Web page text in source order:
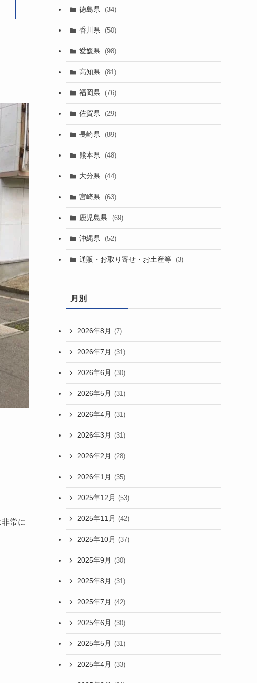
常に
徳島県 (34)
香川県 (50)
愛媛県 (98)
高知県 (81)
福岡県 (76)
佐賀県 (29)
長崎県 (89)
熊本県 (48)
大分県 (44)
宮崎県 (63)
鹿児島県 (69)
沖縄県 (52)
通販・お取り寄せ・お土産等 (3)
月別
2026年8月 (7)
2026年7月 (31)
2026年6月 (30)
2026年5月 (31)
2026年4月 (31)
2026年3月 (31)
2026年2月 (28)
2026年1月 (35)
2025年12月 (53)
2025年11月 (42)
2025年10月 (37)
2025年9月 (30)
2025年8月 (31)
2025年7月 (42)
2025年6月 (30)
2025年5月 (31)
2025年4月 (33)